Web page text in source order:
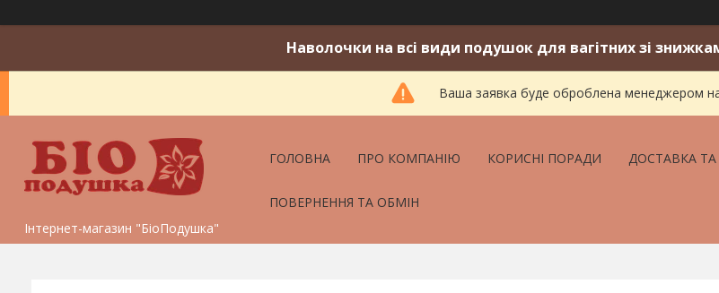
Наволочки на всі види подушок для вагітних зі
Ваша заявка буде оброблена менеджером
Інтернет-магазин "БіоПодушка"
ГОЛОВНА ПРО КОМПАНІЮ КОРИСНІ ПОРАДИ ДОСТАВКА
ПОВЕРНЕННЯ ТА ОБМІН